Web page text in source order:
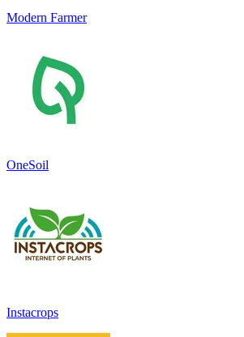
Modern Farmer
OneSoil
Instacrops